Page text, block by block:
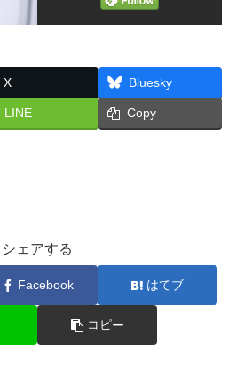
X Bluesky
LINE Copy
シェアする
Facebook はてブ
コピー